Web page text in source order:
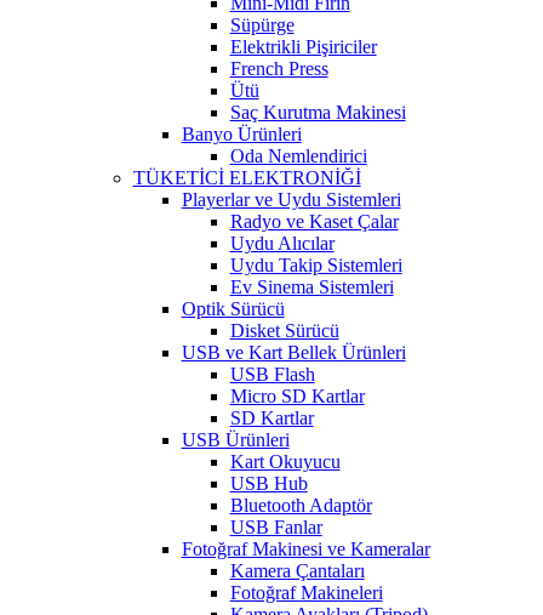
Süpürge
Elektrikli Pişiriciler
French Press
Ütü
Saç Kurutma Makinesi
Banyo Ürünleri
Oda Nemlendirici
TÜKETİCİ ELEKTRONİĞİ
Playerlar ve Uydu Sistemleri
Radyo ve Kaset Çalar
Uydu Alıcılar
Uydu Takip Sistemleri
Ev Sinema Sistemleri
Optik Sürücü
Disket Sürücü
USB ve Kart Bellek Ürünleri
USB Flash
Micro SD Kartlar
SD Kartlar
USB Ürünleri
Kart Okuyucu
USB Hub
Bluetooth Adaptör
USB Fanlar
Fotoğraf Makinesi ve Kameralar
Kamera Çantaları
Fotoğraf Makineleri